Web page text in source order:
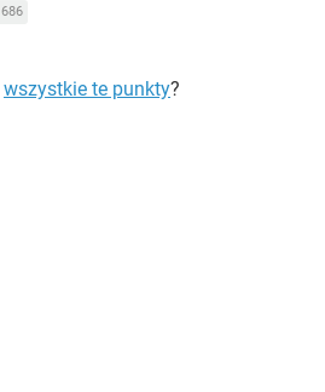
686
wszystkie te punkty?